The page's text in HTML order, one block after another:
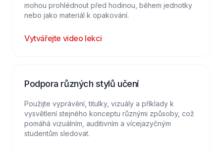
mohou prohlédnout před hodinou, během jednotky
nebo jako materiál k opakování.
Vytvářejte video lekci
Podpora různých stylů učení
Použijte vyprávění, titulky, vizuály a příklady k
vysvětlení stejného konceptu různými způsoby, což
pomáhá vizuálním, auditivním a vícejazyčným
studentům sledovat.